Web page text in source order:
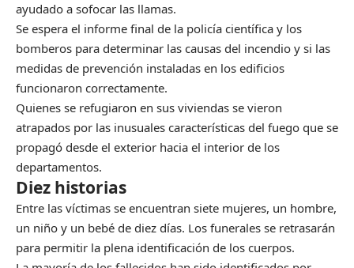
ayudado a sofocar las llamas.
Se espera el informe final de la policía científica y los
bomberos para determinar las causas del incendio y si las
medidas de prevención instaladas en los edificios
funcionaron correctamente.
Quienes se refugiaron en sus viviendas se vieron
atrapados por las inusuales características del fuego que se
propagó desde el exterior hacia el interior de los
departamentos.
Diez historias
Entre las víctimas se encuentran siete mujeres, un hombre,
un niño y un bebé de diez días. Los funerales se retrasarán
para permitir la plena identificación de los cuerpos.